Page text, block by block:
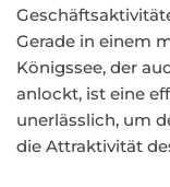
Gerade in einem
Königssee, der
anlockt, ist eine
unerlässlich, um
die Attraktivität